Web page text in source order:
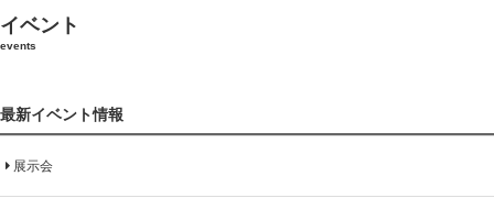
イベント
events
最新イベント情報
展示会